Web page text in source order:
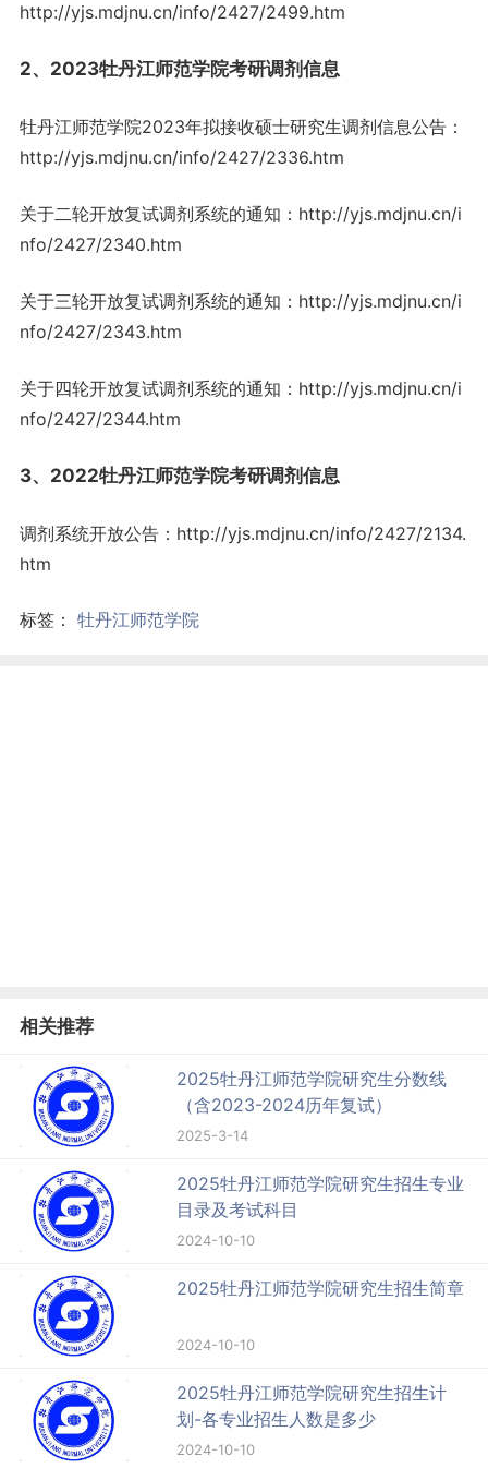
http://yjs.mdjnu.cn/info/2427/2499.htm
2、2023牡丹江师范学院考研调剂信息
牡丹江师范学院2023年拟接收硕士研究生调剂信息公告：
http://yjs.mdjnu.cn/info/2427/2336.htm
关于二轮开放复试调剂系统的通知：http://yjs.mdjnu.cn/i
nfo/2427/2340.htm
关于三轮开放复试调剂系统的通知：http://yjs.mdjnu.cn/i
nfo/2427/2343.htm
关于四轮开放复试调剂系统的通知：http://yjs.mdjnu.cn/i
nfo/2427/2344.htm
3、2022牡丹江师范学院考研调剂信息
调剂系统开放公告：http://yjs.mdjnu.cn/info/2427/2134.
htm
标签： 牡丹江师范学院
相关推荐
2025牡丹江师范学院研究生分数线
（含2023-2024历年复试）
2025-3-14
2025牡丹江师范学院研究生招生专业
目录及考试科目
2024-10-10
2025牡丹江师范学院研究生招生简章
2024-10-10
2025牡丹江师范学院研究生招生计
划-各专业招生人数是多少
2024-10-10